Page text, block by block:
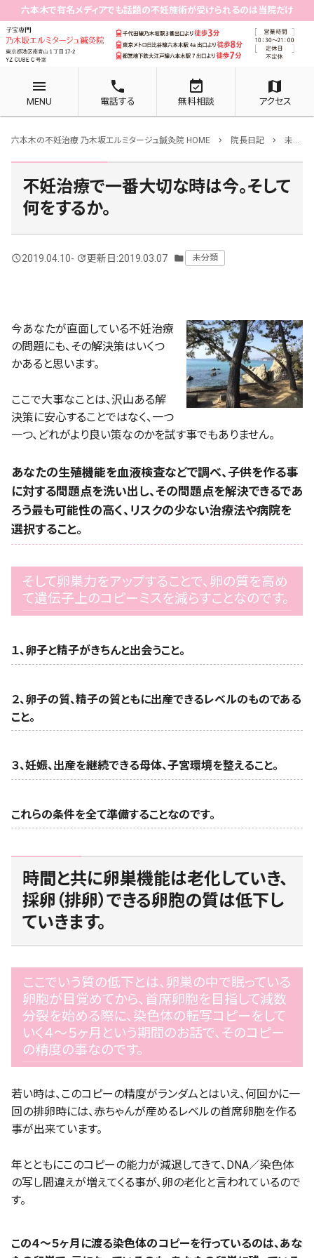
六本木で有名メディアでも話題の不妊施術が受けられるのは当院だけ
menu
MENU
phone
電話する
event_available
無料相談
map
アクセス
六本木の不妊治療 乃木坂エルミタージュ鍼灸院 HOME chevron_right 院長日記 chevron_right 未分類
不妊治療で一番大切な時は今。そして
何をするか。
query_builder2019.04.10- update更新日:2019.03.07 folder 未分類
今あなたが直面している不妊治療
の問題にも、その解決策はいくつ
かあると思います。
ここで大事なことは、沢山ある解
決策に安心することではなく、一つ
一つ、どれがより良い策なのかを試す事でもありません。
あなたの生殖機能を血液検査などで調べ、子供を作る事
に対する問題点を洗い出し、その問題点を解決できるであ
ろう最も可能性の高く、リスクの少ない治療法や病院を
選択すること。
そして卵巣力をアップすることで、卵の質を高め
て遺伝子上のコピーミスを減らすことなのです。
１、卵子と精子がきちんと出会うこと。
２、卵子の質、精子の質ともに出産できるレベルのものである
こと。
３、妊娠、出産を継続できる母体、子宮環境を整えること。
これらの条件を全て準備することなのです。
時間と共に卵巣機能は老化していき、
採卵（排卵）できる卵胞の質は低下し
ていきます。
ここでいう質の低下とは、卵巣の中で眠っている
卵胞が目覚めてから、首席卵胞を目指して減数
分裂を始める際に、染色体の転写コピーをして
いく４〜５ヶ月という期間のお話で、そのコピー
の精度の事なのです。
若い時は、このコピーの精度がランダムとはいえ、何回かに一
回の排卵時には、赤ちゃんが産めるレベルの首席卵胞を作る
事が出来ています。
年とともにこのコピーの能力が減退してきて、DNA／染色体
の写し間違えが増えてくる事が、卵の老化と言われているので
す。
この４〜５ヶ月に渡る染色体のコピーを行っているのは、あな